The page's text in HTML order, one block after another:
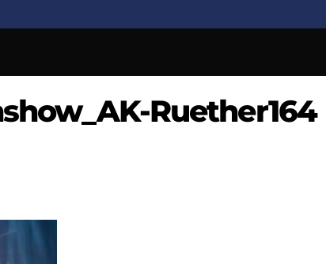
Ruether164